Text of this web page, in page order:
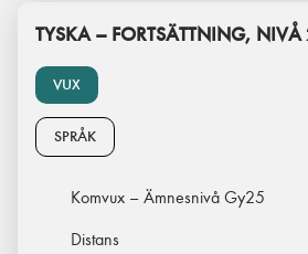
VUX
TYSKA – FORTSÄTTNING, NIVÅ
SPRÅK
Komvux – Ämnesnivå Gy25
Distans